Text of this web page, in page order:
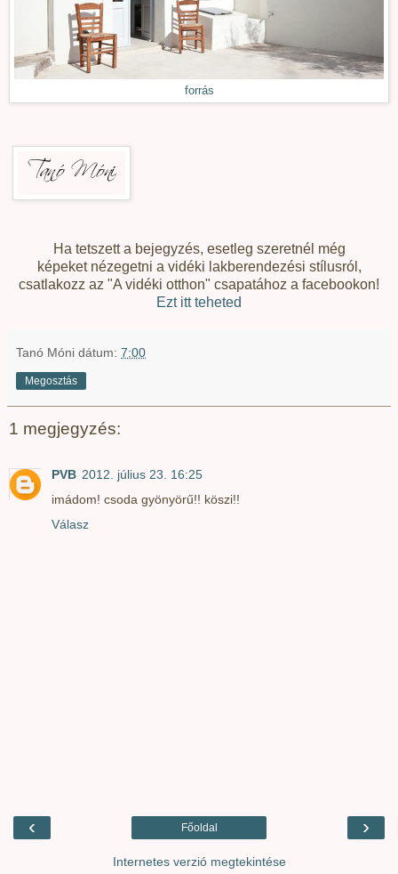
forrás
Ha tetszett a bejegyzés, esetleg szeretnél még
képeket nézegetni a vidéki lakberendezési stílusról,
csatlakozz az "A vidéki otthon" csapatához a facebookon!
Ezt itt teheted
Tanó Móni dátum: 7:00
Megosztás
1 megjegyzés:
PVB 2012. július 23. 16:25
imádom! csoda gyönyörű!! köszi!!
Válasz
‹ ›
Főoldal
Internetes verzió megtekintése